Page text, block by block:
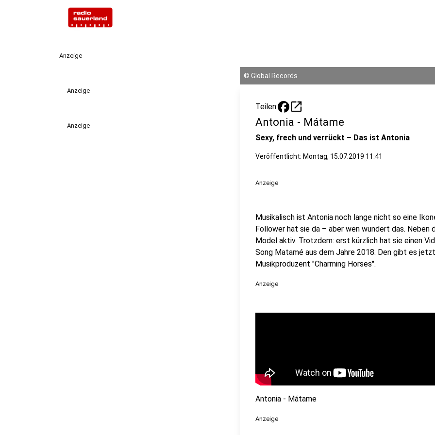
Anzeige
Anzeige
Anzeige
© Global Records
Teilen: open_in_new
Antonia - Mátame
Sexy, frech und verrückt – Das ist Antonia
Veröffentlicht: Montag, 15.07.2019 11:41
Anzeige
Musikalisch ist Antonia noch lange nicht so eine
Follower hat sie da – aber wen wundert das. Neben
Model aktiv. Trotzdem: erst kürzlich hat sie einen
Song Matamé aus dem Jahre 2018. Den gibt es
Musikproduzent "Charming Horses".
Anzeige
Antonia - Mátame
Anzeige